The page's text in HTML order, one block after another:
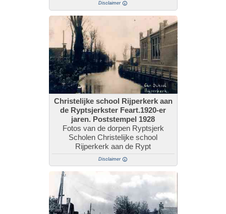
Disclaimer
Christelijke school Rijperkerk aan
de Ryptsjerkster Feart.1920-er
jaren. Poststempel 1928
Fotos van de dorpen Ryptsjerk
Scholen Christelijke school
Rijperkerk aan de Rypt
Disclaimer